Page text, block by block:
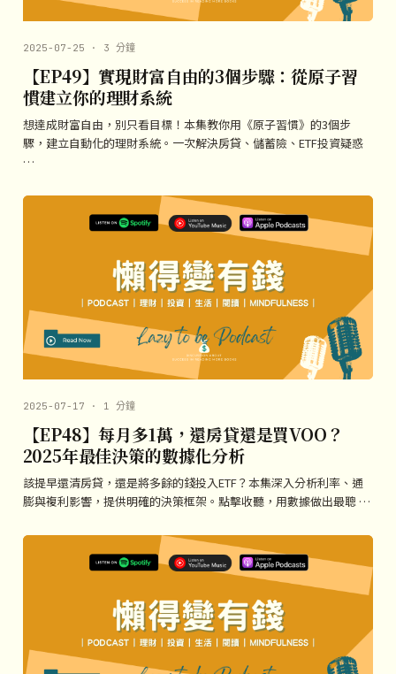
2025-07-25 · 3 分鐘
【EP49】實現財富自由的3個步驟：從原子習
慣建立你的理財系統
想達成財富自由，別只看目標！本集教你用《原子習慣》的3個步
驟，建立自動化的理財系統。一次解決房貸、儲蓄險、ETF投資疑惑
…
2025-07-17 · 1 分鐘
【EP48】每月多1萬，還房貸還是買VOO？
2025年最佳決策的數據化分析
該提早還清房貸，還是將多餘的錢投入ETF？本集深入分析利率、通
膨與複利影響，提供明確的決策框架。點擊收聽，用數據做出最聰 …